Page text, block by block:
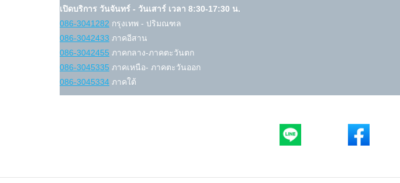
เปิดบริการ วันจันทร์ - วันเสาร์ เวลา 8:30-17:30 น.
086-3041282 กรุงเทพ - ปริมณฑล
086-3042433 ภาคอีสาน
086-3042455 ภาคกลาง-ภาคตะวันตก
086-3045335 ภาคเหนือ- ภาคตะวันออก
086-3045334 ภาคใต้